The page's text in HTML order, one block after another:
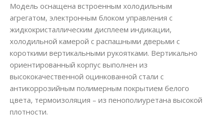
Модель оснащена встроенным холодильным
агрегатом, электронным блоком управления с
жидкокристаллическим дисплеем индикации,
холодильной камерой с распашными дверьми с
короткими вертикальными рукоятками. Вертикально
ориентированный корпус выполнен из
высококачественной оцинкованной стали с
антикоррозийным полимерным покрытием белого
цвета, термоизоляция – из пенополиуретана высокой
плотности.